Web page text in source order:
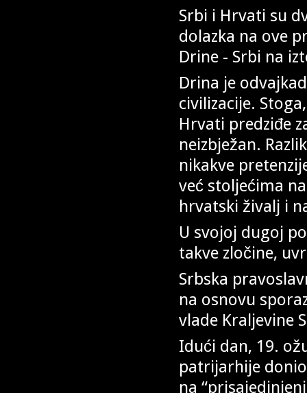
Srbi i Hrvati su
dolazka na ove
Drine - Srbi na
Drina je
civilizacije.
Hrvati predziđe
neizbježan.
nikakve
već stoljećima
hrvatski živalj i
U svojoj dugoj
takve zločine,
Srbska
na osnovu
vlade Kraljevine
Idući dan, 19.
patrijarhije
na